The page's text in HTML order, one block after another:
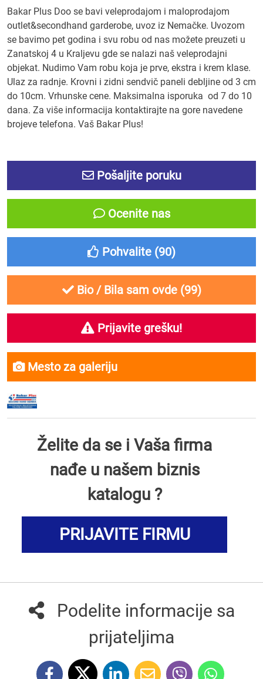
Bakar Plus Doo se bavi veleprodajom i maloprodajom
outlet&secondhand garderobe, uvoz iz Nemačke. Uvozom
se bavimo pet godina i svu robu od nas možete preuzeti u
Zanatskoj 4 u Kraljevu gde se nalazi naš veleprodajni
objekat. Nudimo Vam robu koja je prve, ekstra i krem klase.
Ulaz za radnje. Krovni i zidni sendvič paneli debljine od 3 cm
do 10cm. Vrhunske cene. Maksimalna isporuka od 7 do 10
dana. Za više informacija kontaktirajte na gore navedene
brojeve telefona. Vaš Bakar Plus!
Pošaljite poruku
Ocenite nas
Pohvalite (90)
Bio / Bila sam ovde (99)
Prijavite grešku!
Mesto za galeriju
Želite da se i Vaša firma
nađe u našem biznis
katalogu ?
PRIJAVITE FIRMU
Podelite informacije sa
prijateljima